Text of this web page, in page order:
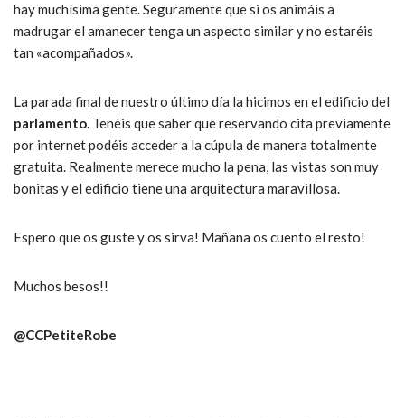
hay muchísima gente. Seguramente que si os animáis a
madrugar el amanecer tenga un aspecto similar y no estaréis
tan «acompañados».
La parada final de nuestro último día la hicimos en el edificio del
parlamento. Tenéis que saber que reservando cita previamente
por internet podéis acceder a la cúpula de manera totalmente
gratuita. Realmente merece mucho la pena, las vistas son muy
bonitas y el edificio tiene una arquitectura maravillosa.
Espero que os guste y os sirva! Mañana os cuento el resto!
Muchos besos!!
@CCPetiteRobe